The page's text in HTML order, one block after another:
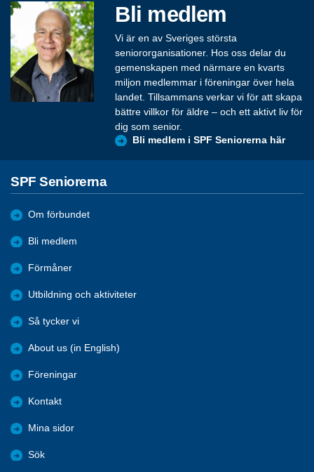
Bli medlem
Vi är en av Sveriges största
seniororganisationer. Hos oss delar du
gemenskapen med närmare en kvarts
miljon medlemmar i föreningar över hela
landet. Tillsammans verkar vi för att skapa
bättre villkor för äldre – och ett aktivt liv för
dig som senior.
Bli medlem i SPF Seniorerna här
SPF Seniorerna
Om förbundet
Bli medlem
Förmåner
Utbildning och aktiviteter
Så tycker vi
About us (in English)
Föreningar
Kontakt
Mina sidor
Sök